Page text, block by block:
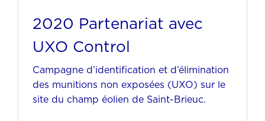
2020 Partenariat avec
UXO Control
Campagne d’identification et d’élimination
des munitions non exposées (UXO) sur le
site du champ éolien de Saint-Brieuc.